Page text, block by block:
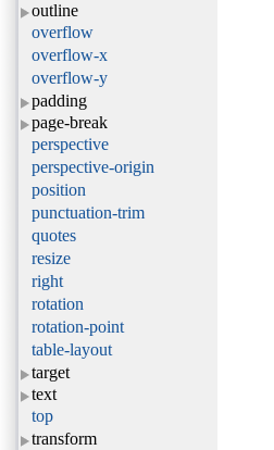
outline
overflow
overflow-x
overflow-y
padding
page-break
perspective
perspective-origin
position
punctuation-trim
quotes
resize
right
rotation
rotation-point
table-layout
target
text
top
transform